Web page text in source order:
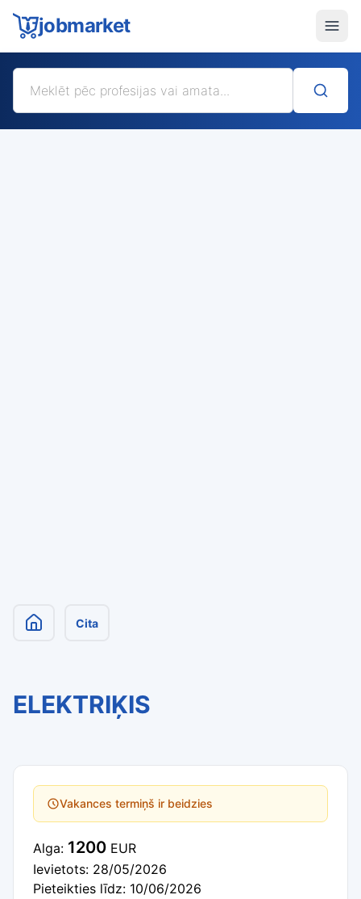
jobmarket
Cita
ELEKTRIĶIS
Vakances termiņš ir beidzies
Alga: 1200 EUR
Ievietots: 28/05/2026
Pieteikties līdz: 10/06/2026